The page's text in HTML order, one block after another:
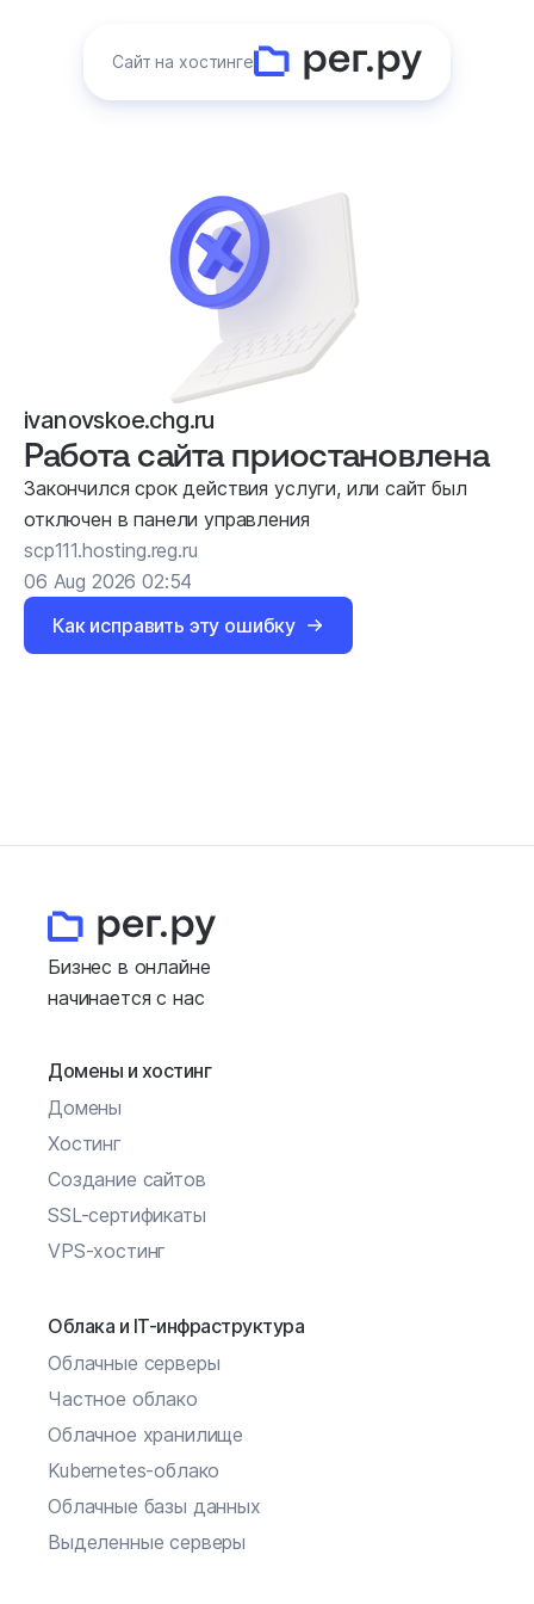
Сайт на хостинге
ivanovskoe.chg.ru
Работа сайта приостановлена
Закончился срок действия услуги, или сайт был
отключен в панели управления
scp111.hosting.reg.ru
06 Aug 2026 02:54
Как исправить эту ошибку
Бизнес в онлайне
начинается с нас
Домены и хостинг
Домены
Хостинг
Создание сайтов
SSL-сертификаты
VPS-хостинг
Облака и IT-инфраструктура
Облачные серверы
Частное облако
Облачное хранилище
Kubernetes-облако
Облачные базы данных
Выделенные серверы